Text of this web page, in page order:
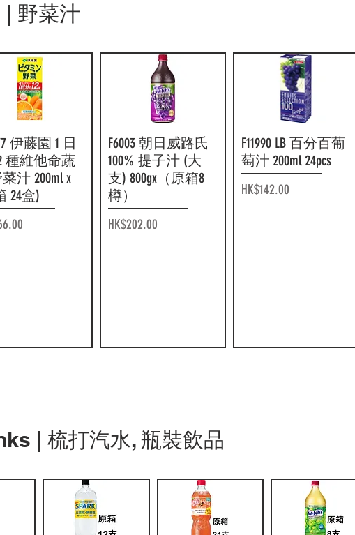
菜生活紫色野
x (原箱 24 盒 )
5%) 350ml (原箱
24罐)
價格
HK$270.00
800gx（原箱8
樽）
價格
HK$202.00
桔檸檬汁飲料
價格
HK$120.00 價格
HK$120.00
野菜汁
快速瀏覽
伊藤園 1 日
種維他命蔬
汁 200ml x
24盒)
快速瀏覽
F6003 朝日威路氏
100% 提子汁 (大
支) 800gx（原箱8
樽）
價格
HK$202.00
快速瀏覽
F11990 LB 百分百葡
萄汁 200ml 24pcs
價格
HK$142.00
| 梳打汽水, 瓶裝飲品